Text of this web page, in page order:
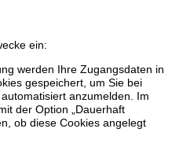
ein:
werden Ihre Zugangsdaten in
gespeichert, um Sie bei
anzumelden. Im
der Option „Dauerhaft
ob diese Cookies angelegt